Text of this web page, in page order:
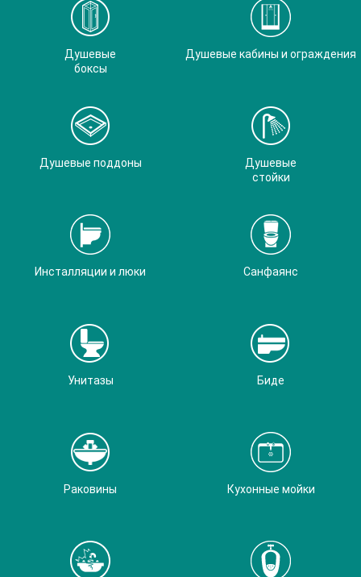
Душевые
боксы
Душевые кабины и ограждения
Душевые поддоны
Душевые
стойки
Инсталляции и люки Санфаянс
Унитазы Биде
Раковины Кухонные мойки